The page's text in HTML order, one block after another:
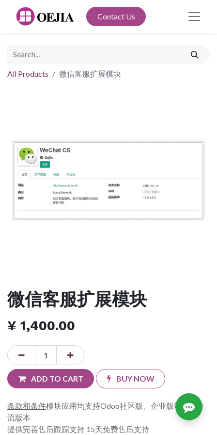
Contact Us
All Products 微信客服扩展模块
微信客服扩展模块
¥ 1,400.00
ADD TO CART BUY NOW
条款和条件模块应用均支持Odoo社区版、企业版等各个主
流版本
提供完善售后跟踪支持 15天免费售后支持